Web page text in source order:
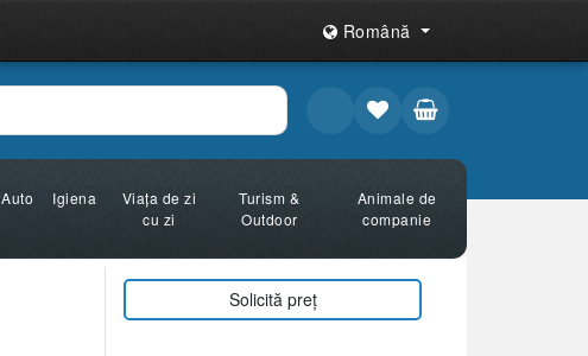
Română
Auto Igiena
Viața de zi
cu zi
Turism &
Outdoor
Animale de
companie
Solicită preț